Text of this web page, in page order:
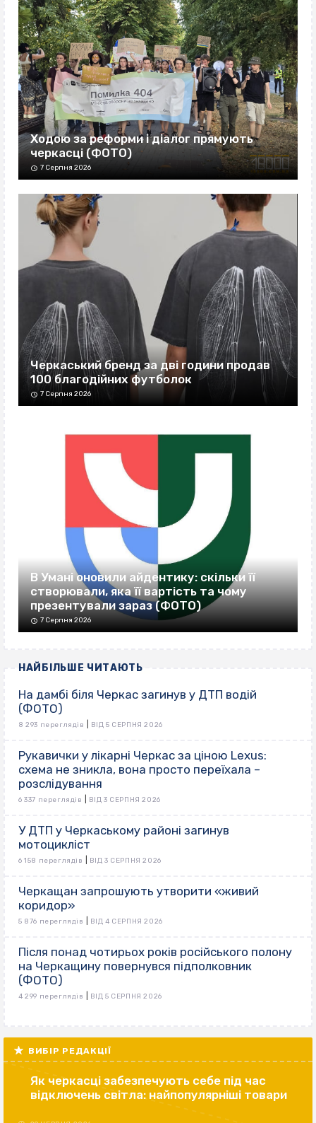
Ходою за реформи і діалог прямують
черкасці (ФОТО)
7 Серпня 2026
Черкаський бренд за дві години продав
100 благодійних футболок
7 Серпня 2026
В Умані оновили айдентику: скільки її
створювали, яка її вартість та чому
презентували зараз (ФОТО)
7 Серпня 2026
НАЙБІЛЬШЕ ЧИТАЮТЬ
На дамбі біля Черкас загинув у ДТП водій
(ФОТО)
8 293 переглядів ВІД 5 СЕРПНЯ 2026
Рукавички у лікарні Черкас за ціною Lexus:
схема не зникла, вона просто переїхала –
розслідування
6 337 переглядів ВІД 3 СЕРПНЯ 2026
У ДТП у Черкаському районі загинув
мотоцикліст
6 158 переглядів ВІД 3 СЕРПНЯ 2026
Черкащан запрошують утворити «живий
коридор»
5 876 переглядів ВІД 4 СЕРПНЯ 2026
Після понад чотирьох років російського полону
на Черкащину повернувся підполковник
(ФОТО)
4 299 переглядів ВІД 5 СЕРПНЯ 2026
ВИБІР РЕДАКЦІЇ
Як черкасці забезпечують себе під час
відключень світла: найпопулярніші товари